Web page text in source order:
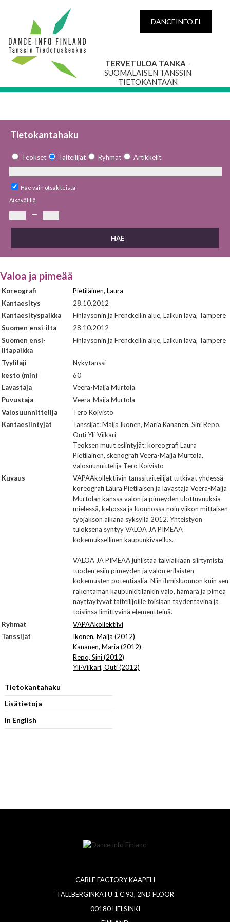
DANCEINFO.FI
TERVETULOA TANKA -
SUOMALAISEN TANSSIN
TIETOKANTAAN
Tietokantahaku
Teokset Taiteilijat Ryhmät Artikkelit
Hae vain otsakkeista
Aikavälillä
—
Valoa ja pimeää
Koreografi
Pietiläinen, Laura
Kantaesitys
28.10.2012
Kantaesityspaikka
Finlaysonin ja Frenckellin alue, Laikun lava, Tampere
Suomen ensi-ilta
28.10.2012
Suomen ensi-
iltapaikka
Finlaysonin ja Frenckellin alue, Laikun lava, Tampere
Tyylilaji
Nykytanssi
kesto (min)
60
Lavastaja
Veera-Maija Murtola
Puvustaja
Veera-Maija Murtola
Valosuunnittelija
Tero Koivisto
Kantaesiintyjät
Tanssijat: Maija Ikonen, Maria Kananen, Sini Repo,
Outi Yli-Viikari
Teoksen muut esiintyjät: koreografi Laura
Pietiläinen, skenografi Veera-Maija Murtola,
valosuunnittelija Tero Koivisto
Kuvaus
VAPAAkollektiivin tanssitaiteilijat tutkivat yhdessä
koreografi Laura Pietiläisen ja lavastaja Veera-Maija
Murtolan kanssa valon ja pimeyden ulottuvuuksia
mielessä, kehossa ja luonnossa noin viikon mittaisen
työjakson aikana syksyllä 2012. Yhteistyön
tuloksena syntyy VALOA JA PIMEÄÄ
kokemuksellinen kaupunkivaellus.
VALOA JA PIMEÄÄ juhlistaa talviaikaan siirtymistä
tuoden esiin pimeyden ja valon erilaisten
kokemusten potentiaalia. Niin ihmisluonnon kuin sen
rakentaman kaupunkitilankin valo, hämärä ja pimeä
näyttäytyvät taiteilijoille toisiaan täydentävinä ja
toisiinsa limittyvinä elementteinä.
Ryhmät
VAPAAkollektiivi
Tanssijat
Ikonen, Maija (2012)
Kananen, Maria (2012)
Repo, Sini (2012)
Yli-Viikari, Outi (2012)
Tietokantahaku
Lisätietoja
In English
CABLE FACTORY KAAPELI
TALLBERGINKATU 1 C 93, 2ND FLOOR
00180 HELSINKI